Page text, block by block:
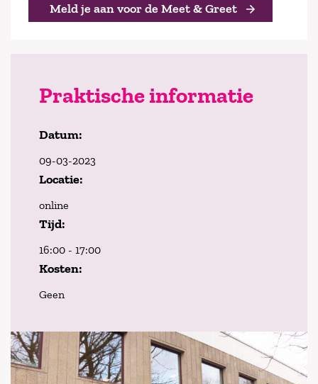
Meld je aan voor de Meet & Greet
Praktische informatie
Datum:
09-03-2023
Locatie:
online
Tijd:
16:00 - 17:00
Kosten:
Geen